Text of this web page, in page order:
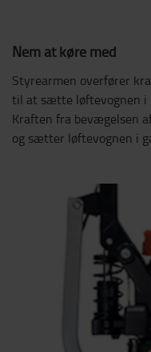
Nem at køre med
Styrearmen overfører
til at sætte løftevognen i
Kraften fra bevægelsen
og sætter løftevognen i